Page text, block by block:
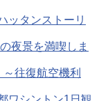
ッタンストーリ
夜景を満喫しま
往復航空機利